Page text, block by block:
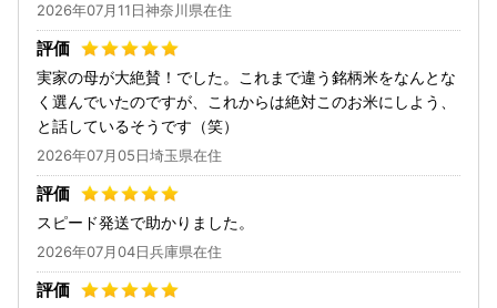
2026年07月11日神奈川県在住
実家の母が大絶賛！でした。これまで違う銘柄米をなんとな
く選んでいたのですが、これからは絶対このお米にしよう、
と話しているそうです（笑）
2026年07月05日埼玉県在住
スピード発送で助かりました。
2026年07月04日兵庫県在住